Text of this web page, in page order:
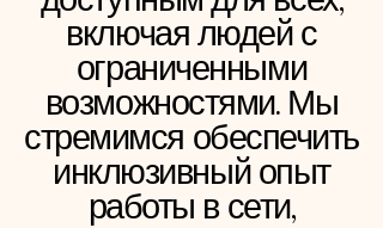
включая людей с
ограниченными
возможностями. Мы
стремимся обеспечить
инклюзивный опыт
работы в сети,